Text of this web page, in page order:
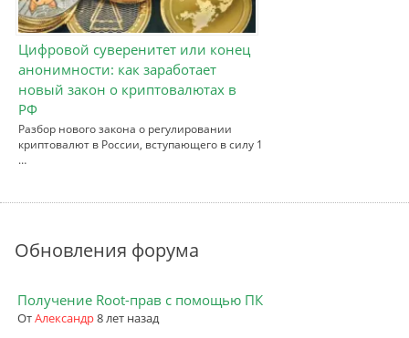
Цифровой суверенитет или конец
анонимности: как заработает
новый закон о криптовалютах в
РФ
Разбор нового закона о регулировании
криптовалют в России, вступающего в силу 1
…
Обновления форума
Получение Root-прав с помощью ПК
ОтАлександр8 лет назад